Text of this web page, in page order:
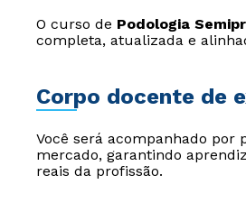
O curso de Podologia
completa, atualizada e
Corpo docente de
Você será acompanhado por
mercado, garantindo
reais da profissão.